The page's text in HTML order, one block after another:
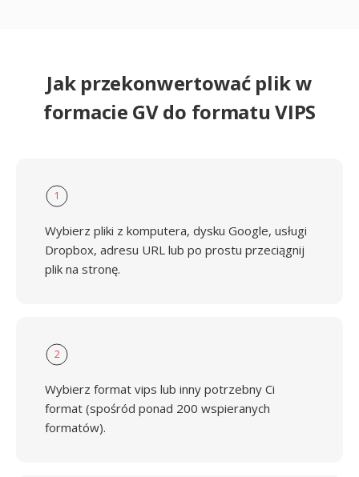
Jak przekonwertować plik w
formacie GV do formatu VIPS
1
Wybierz pliki z komputera, dysku Google, usługi
Dropbox, adresu URL lub po prostu przeciągnij
plik na stronę.
2
Wybierz format vips lub inny potrzebny Ci
format (spośród ponad 200 wspieranych
formatów).